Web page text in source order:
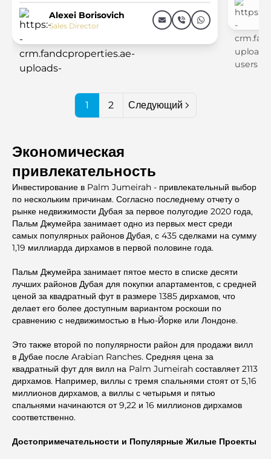
Alexei Borisovich
Sales Director
1 2 Следующий
Экономическая
привлекательность
Инвестирование в Palm Jumeirah - привлекательный выбор
по нескольким причинам. Согласно последнему отчету о
рынке недвижимости Дубая за первое полугодие 2020 года,
Пальм Джумейра занимает одно из первых мест среди
самых популярных районов Дубая, с 435 сделками на сумму
1,19 миллиарда дирхамов в первой половине года.
Пальм Джумейра занимает пятое место в списке десяти
лучших районов Дубая для покупки апартаментов, с средней
ценой за квадратный фут в размере 1385 дирхамов, что
делает его более доступным вариантом роскоши по
сравнению с недвижимостью в Нью-Йорке или Лондоне.
Это также второй по популярности район для продажи вилл
в Дубае после Arabian Ranches. Средняя цена за
квадратный фут для вилл на Palm Jumeirah составляет 2113
дирхамов. Например, виллы с тремя спальнями стоят от 5,16
миллионов дирхамов, а виллы с четырьмя и пятью
спальнями начинаются от 9,22 и 16 миллионов дирхамов
соответственно.
Достопримечательности и Популярные Жилые Проекты